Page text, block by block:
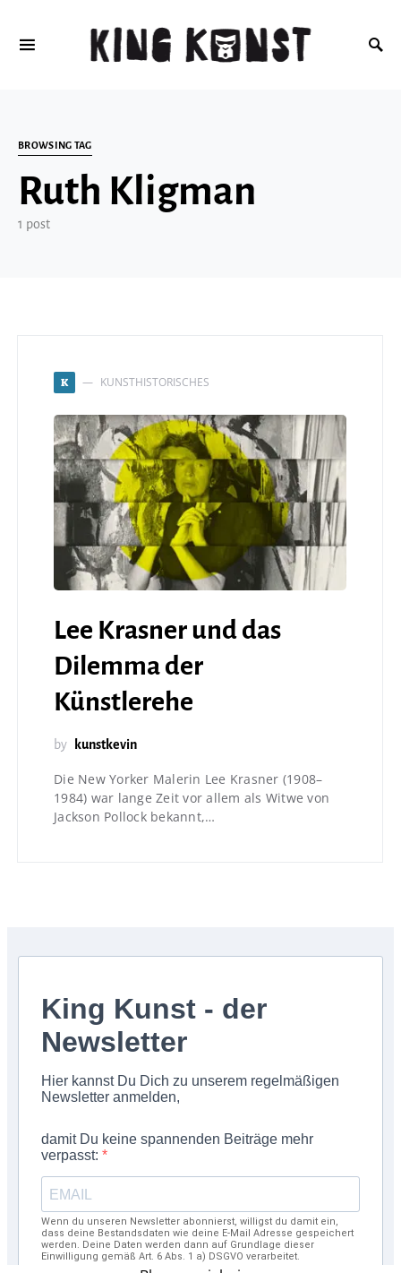
BROWSING TAG
Ruth Kligman
1 post
K KUNSTHISTORISCHES
Lee Krasner und das
Dilemma der
Künstlerehe
by kunstkevin
Die New Yorker Malerin Lee Krasner (1908–
1984) war lange Zeit vor allem als Witwe von
Jackson Pollock bekannt,…